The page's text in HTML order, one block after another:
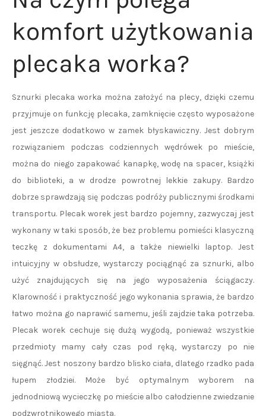
komfort użytkowania
plecaka worka?
Sznurki plecaka worka można założyć na plecy, dzięki czemu
przyjmuje on funkcję plecaka, zamknięcie często wyposażone
jest jeszcze dodatkowo w zamek błyskawiczny. Jest dobrym
rozwiązaniem podczas codziennych wędrówek po mieście,
można do niego zapakować kanapkę, wodę na spacer, książki
do biblioteki, a w drodze powrotnej lekkie zakupy. Bardzo
dobrze sprawdzają się podczas podróży publicznymi środkami
transportu. Plecak worek jest bardzo pojemny, zazwyczaj jest
wykonany w taki sposób, że bez problemu pomieści klasyczną
teczkę z dokumentami A4, a także niewielki laptop. Jest
intuicyjny w obsłudze, wystarczy pociągnąć za sznurki, albo
użyć znajdujących się na jego wyposażenia ściągaczy.
Klarowność i praktyczność jego wykonania sprawia, że bardzo
łatwo można go naprawić samemu, jeśli zajdzie taka potrzeba.
Plecak worek cechuje się dużą wygodą, ponieważ wszystkie
przedmioty mamy cały czas pod ręką, wystarczy po nie
sięgnąć. Jest noszony bardzo blisko ciała, dlatego rzadko pada
łupem złodziei. Może być optymalnym wyborem na
jednodniową wycieczkę po mieście albo całodzienne zwiedzanie
podzwrotnikowego miasta.